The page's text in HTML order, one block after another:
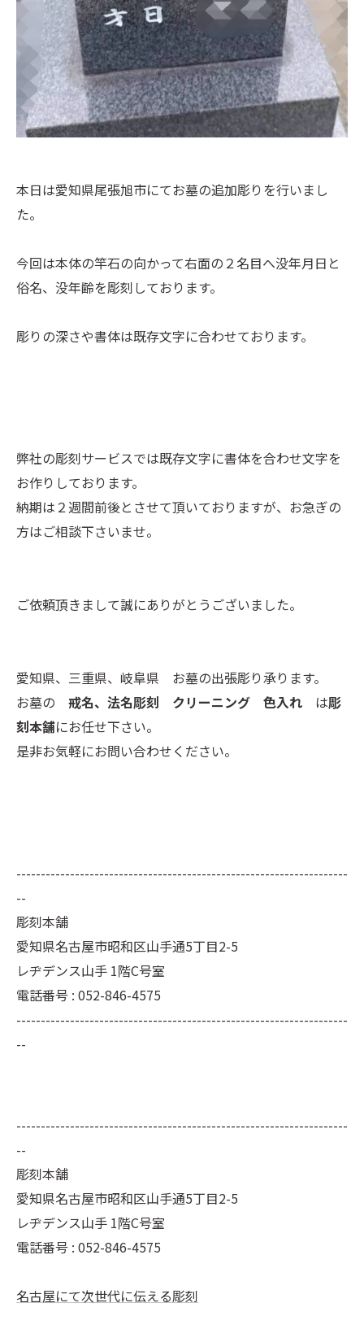
本日は愛知県尾張旭市にてお墓の追加彫りを行いまし
た。
今回は本体の竿石の向かって右面の２名目へ没年月日と
俗名、没年齢を彫刻しております。
彫りの深さや書体は既存文字に合わせております。
弊社の彫刻サービスでは既存文字に書体を合わせ文字を
お作りしております。
納期は２週間前後とさせて頂いておりますが、お急ぎの
方はご相談下さいませ。
ご依頼頂きまして誠にありがとうございました。
愛知県、三重県、岐阜県 お墓の出張彫り承ります。
お墓の 戒名、法名彫刻 クリーニング 色入れ は彫
刻本舗にお任せ下さい。
是非お気軽にお問い合わせください。
--------------------------------------------------------------------
--
彫刻本舗
愛知県名古屋市昭和区山手通5丁目2-5
レヂデンス山手 1階C号室
電話番号 : 052-846-4575
--------------------------------------------------------------------
--
--------------------------------------------------------------------
--
彫刻本舗
愛知県名古屋市昭和区山手通5丁目2-5
レヂデンス山手 1階C号室
電話番号 : 052-846-4575
名古屋にて次世代に伝える彫刻